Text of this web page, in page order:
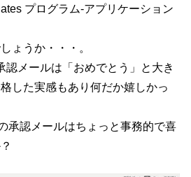
プログラム-アプリケーション
ょうか・・・。
認メールは「おめでとう」と大き
した実感もあり何だか嬉しかっ
承認メールはちょっと事務的で喜